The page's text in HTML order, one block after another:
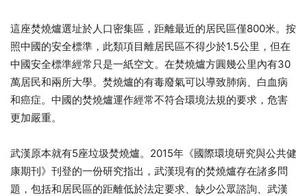
這座焚燒爐選址於人口密集區，距離最近的居民區僅800米。按
照中國的安全標準，此類項目離居民區不得少於1.5公里，但在
中國安全標準經常只是一紙空文。在焚燒爐方圓幾公里內有30
萬居民和兩所大學。焚燒爐的有毒廢氣可以導致肺病、白血病
和癌症。中國的焚燒爐運作經常不符合環境法規的要求，危害
更加嚴重。
武漢原本就有5座垃圾焚燒爐。2015年《國際環境研究與公共健
康期刊》刊登的一份研究指出，武漢現有的焚燒爐存在諸多問
題，包括和居民區的距離低於法定要求、缺少公眾諮詢、武漢